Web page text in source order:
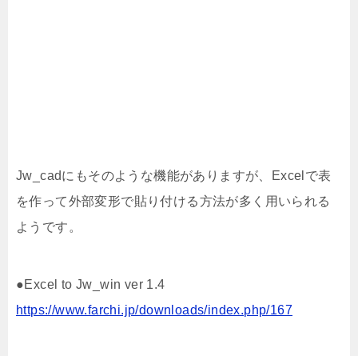
Jw_cadにもそのような機能がありますが、Excelで表
を作って外部変形で貼り付ける方法が多く用いられる
ようです。
●Excel to Jw_win ver 1.4
https://www.farchi.jp/downloads/index.php/167